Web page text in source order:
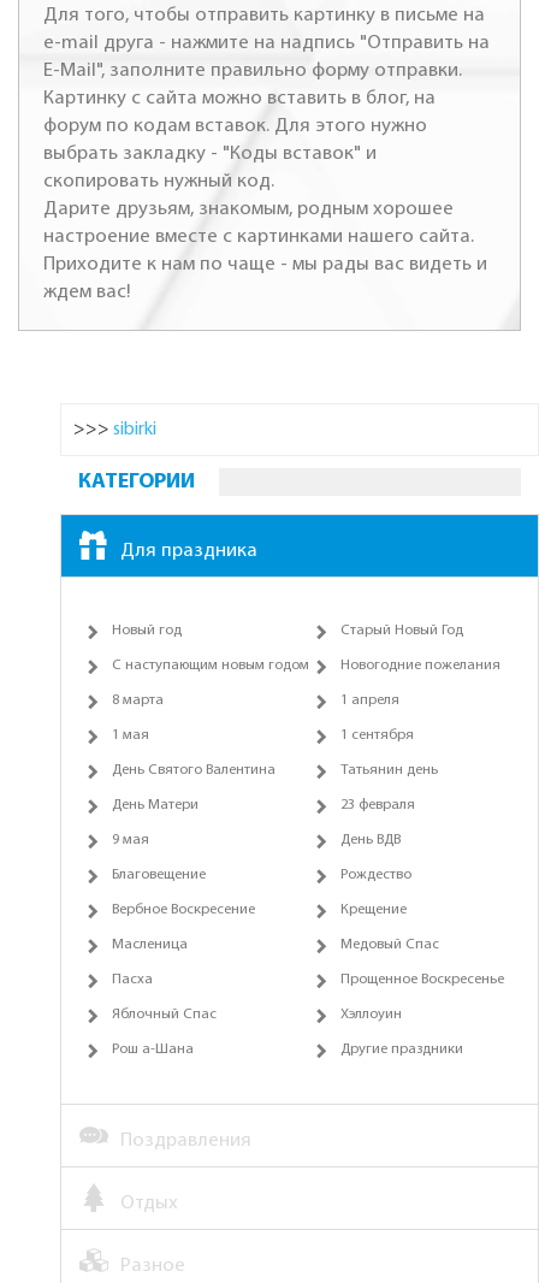
Для того, чтобы отправить картинку в письме на
e-mail друга - нажмите на надпись "Отправить на
E-Mail", заполните правильно форму отправки.
Картинку с сайта можно вставить в блог, на
форум по кодам вставок. Для этого нужно
выбрать закладку - "Коды вставок" и
скопировать нужный код.
Дарите друзьям, знакомым, родным хорошее
настроение вместе с картинками нашего сайта.
Приходите к нам по чаще - мы рады вас видеть и
ждем вас!
>>> sibirki
КАТЕГОРИИ
Для праздника
Новый год Старый Новый Год
С наступающим новым годом Новогодние пожелания
8 марта 1 апреля
1 мая 1 сентября
День Святого Валентина Татьянин день
День Матери 23 февраля
9 мая День ВДВ
Благовещение Рождество
Вербное Воскресение Крещение
Масленица Медовый Спас
Пасха Прощенное Воскресенье
Яблочный Спас Хэллоуин
Рош а-Шана Другие праздники
Поздравления
Отдых
Разное